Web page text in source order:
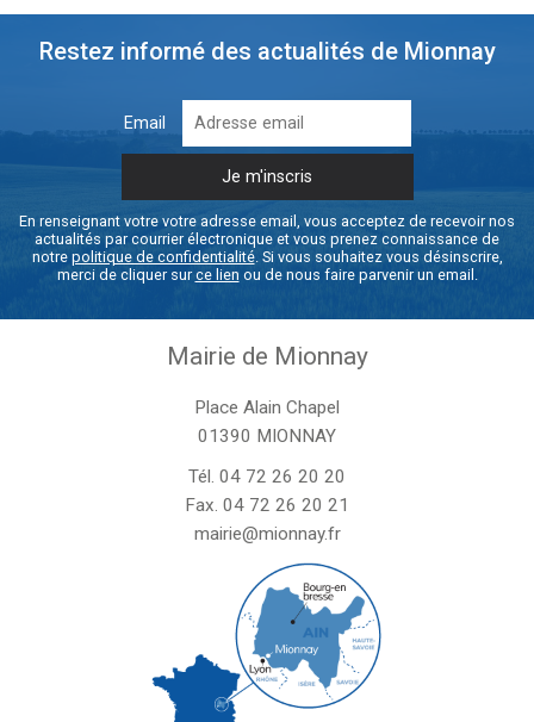
Restez informé des actualités de Mionnay
Email
En renseignant votre votre adresse email, vous acceptez de recevoir nos
actualités par courrier électronique et vous prenez connaissance de
notre politique de confidentialité. Si vous souhaitez vous désinscrire,
merci de cliquer surce lien ou de nous faire parvenir un email.
Mairie de Mionnay
Place Alain Chapel
01390 MIONNAY
Tél. 04 72 26 20 20
Fax. 04 72 26 20 21
mairie@mionnay.fr